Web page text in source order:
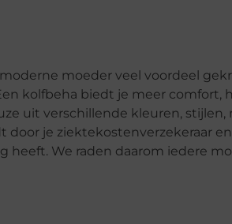
moeder veel voordeel
kolfbeha biedt je meer
uit verschillende kleuren,
door je ziektekostenverzekeraar
heeft. We raden daarom iedere